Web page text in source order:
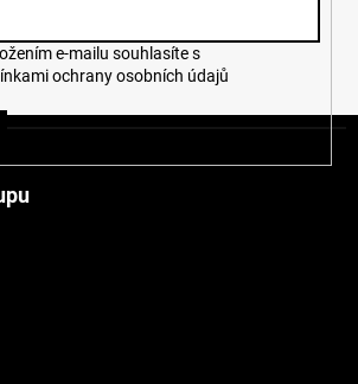
ochrany osobních údajů